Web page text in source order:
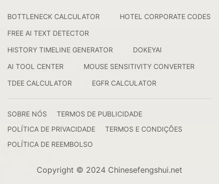
BOTTLENECK CALCULATOR
HOTEL CORPORATE CODES
FREE AI TEXT DETECTOR
HISTORY TIMELINE GENERATOR
DOKEYAI
AI TOOL CENTER
MOUSE SENSITIVITY CONVERTER
TDEE CALCULATOR
EGFR CALCULATOR
SOBRE NÓS
TERMOS DE PUBLICIDADE
POLÍTICA DE PRIVACIDADE
TERMOS E CONDIÇÕES
POLÍTICA DE REEMBOLSO
Copyright © 2024 Chinesefengshui.net